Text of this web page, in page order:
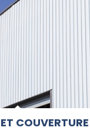
COUVERTURE